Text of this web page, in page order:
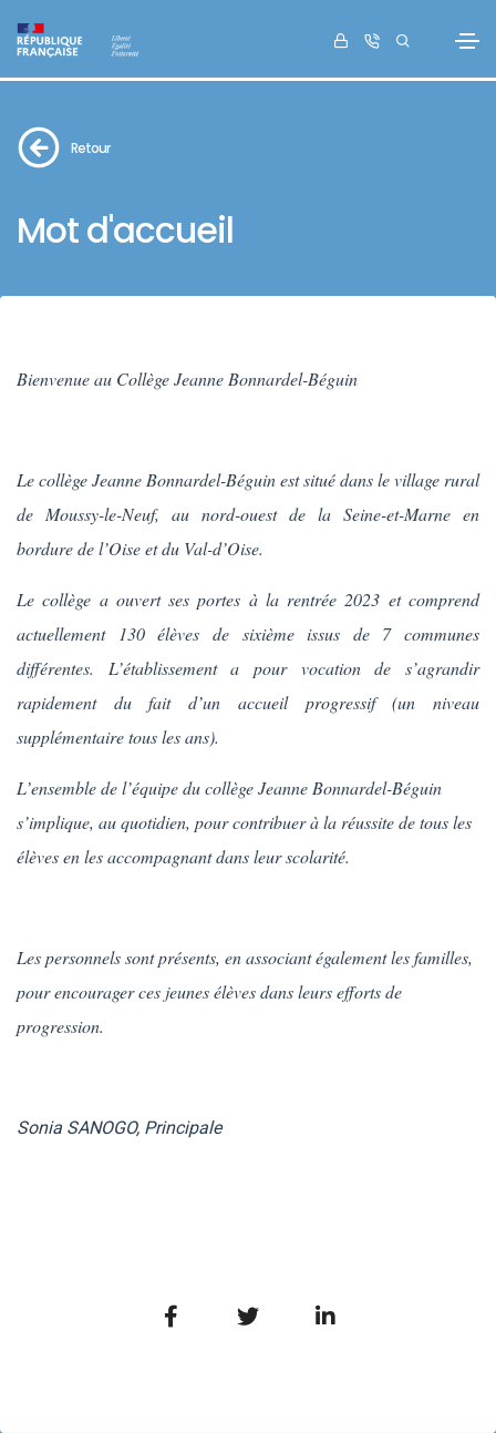
Retour
Mot d'accueil
Bienvenue au Collège Jeanne Bonnardel-Béguin
Le collège Jeanne Bonnardel-Béguin est situé dans le village rural
de Moussy-le-Neuf, au nord-ouest de la Seine-et-Marne en
bordure de l’Oise et du Val-d’Oise.
Le collège a ouvert ses portes à la rentrée 2023 et comprend
actuellement 130 élèves de sixième issus de 7 communes
différentes. L’établissement a pour vocation de s’agrandir
rapidement du fait d’un accueil progressif (un niveau
supplémentaire tous les ans).
L’ensemble de l’équipe du collège Jeanne Bonnardel-Béguin
s’implique, au quotidien, pour contribuer à la réussite de tous les
élèves en les accompagnant dans leur scolarité.
Les personnels sont présents, en associant également les familles,
pour encourager ces jeunes élèves dans leurs efforts de
progression.
Sonia SANOGO, Principale